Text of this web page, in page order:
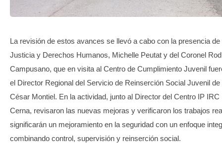
La revisión de estos avances se llevó a cabo con la presencia
Justicia y Derechos Humanos, Michelle Peutat y del Coronel
Campusano, que en visita al Centro de Cumplimiento Juvenil
el Director Regional del Servicio de Reinserción Social Juvenil
César Montiel. En la actividad, junto al Director del Centro IP IRC
Cerna, revisaron las nuevas mejoras y verificaron los trabajos
significarán un mejoramiento en la seguridad con un enfoque
combinando control, supervisión y reinserción social.